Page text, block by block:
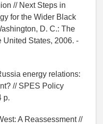
// Next Steps in
for the Wider Black
D. C.: The
United States, 2006. -
energy relations:
// SPES Policy
p.
A Reassessment //